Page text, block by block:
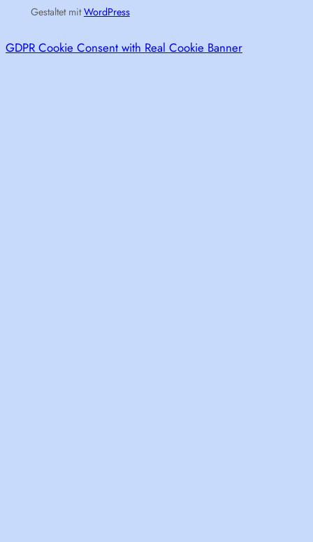
Gestaltet mitWordPress
GDPR Cookie Consent with Real Cookie Banner